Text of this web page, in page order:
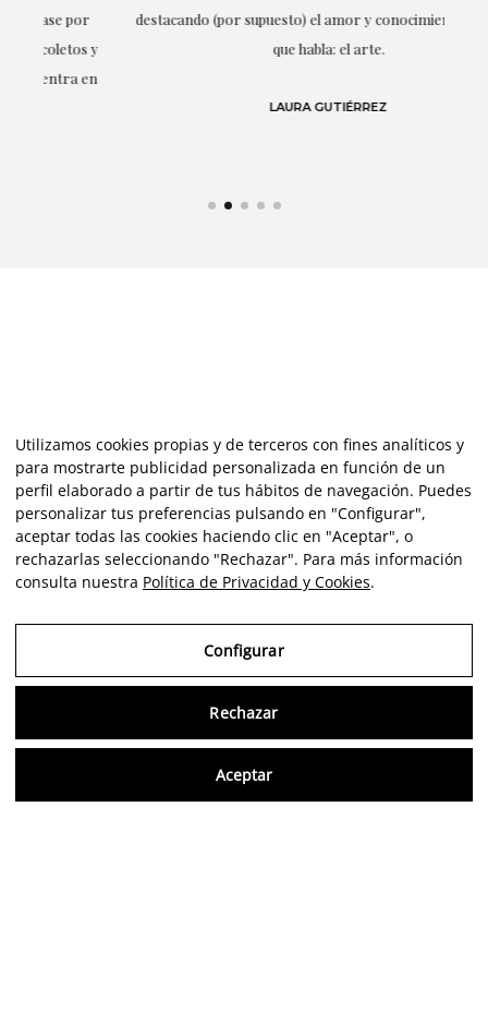
destacando (por supuesto) el amor y conocimiento sobre lo
que habla: el arte.
LAURA GUTIÉRREZ
Utilizamos cookies propias y de terceros con fines analíticos y
para mostrarte publicidad personalizada en función de un
perfil elaborado a partir de tus hábitos de navegación. Puedes
personalizar tus preferencias pulsando en "Configurar",
aceptar todas las cookies haciendo clic en "Aceptar", o
rechazarlas seleccionando "Rechazar". Para más información
consulta nuestra Política de Privacidad y Cookies.
Configurar
Rechazar
Aceptar